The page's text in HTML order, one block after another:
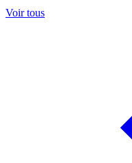
Voir tous